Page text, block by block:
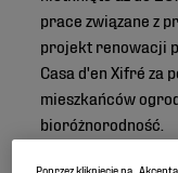
prace związane z
projekt renowacji
Casa d'en Xifré za
mieszkańców
bioróżnorodność.
Poprzez kliknięcie na